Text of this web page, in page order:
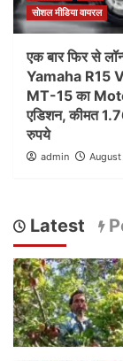
सोशल मीडिया वायरल
एक बार फिर से
Yamaha R15
MT-15 का
एडिशन, कीमत
रुपये
admin
Latest